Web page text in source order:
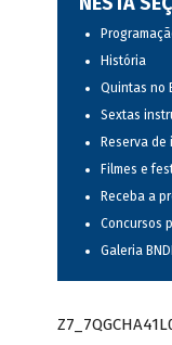
História
Quintas no
Sextas
Reserva de
Filmes e
Receba a
Concursos
Galeria